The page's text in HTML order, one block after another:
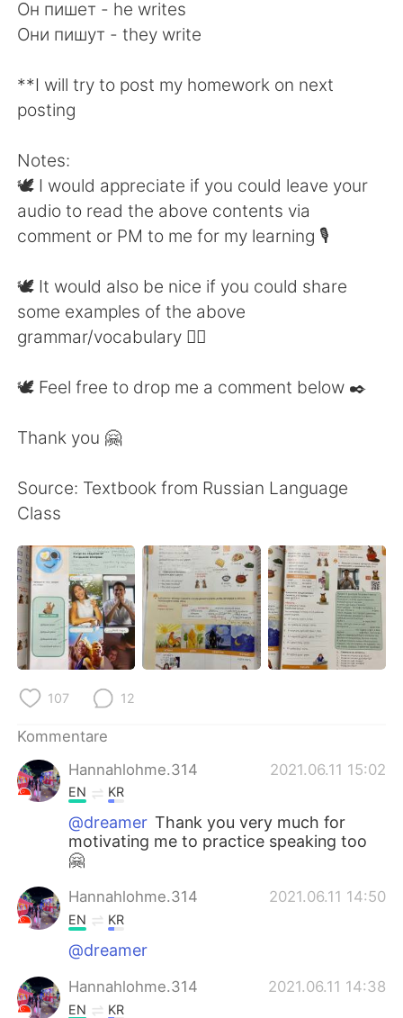
Он пишет - he writes
Они пишут - they write
**I will try to post my homework on next
posting
Notes:
🕊 I would appreciate if you could leave your
audio to read the above contents via
comment or PM to me for my learning 🎙
🕊 It would also be nice if you could share
some examples of the above
grammar/vocabulary 👍🏼
🕊 Feel free to drop me a comment below ✒️
Thank you 🤗
Source: Textbook from Russian Language
Class
107 12
Kommentare
Hannahlohme.314
2021.06.11 15:02
EN KR
@dreamer Thank you very much for
motivating me to practice speaking too
🤗
Hannahlohme.314 2021.06.11 14:50
EN KR
@dreamer
Hannahlohme.314 2021.06.11 14:38
EN KR